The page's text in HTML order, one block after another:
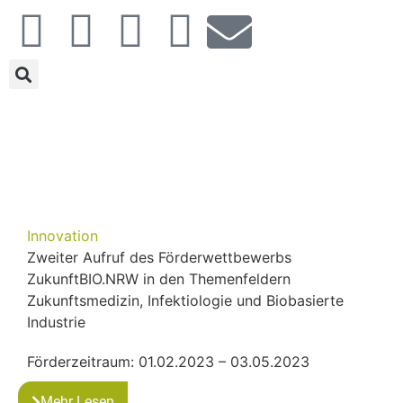
Innovation
Zweiter Aufruf des Förderwettbewerbs
ZukunftBIO.NRW in den Themenfeldern
Zukunftsmedizin, Infektiologie und Biobasierte
Industrie
Förderzeitraum: 01.02.2023 – 03.05.2023